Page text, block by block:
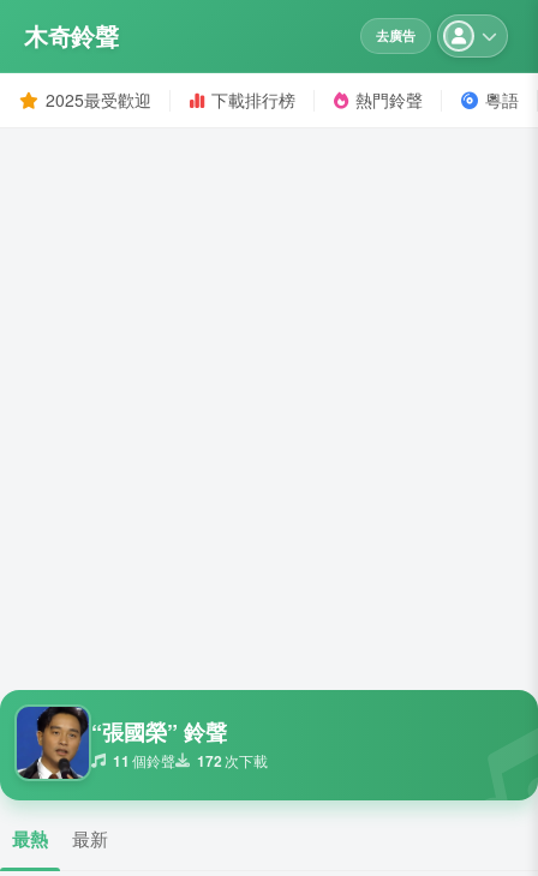
木奇鈴聲 去廣告
2025最受歡迎 下載排行榜 熱門鈴聲 粵語
“張國榮” 鈴聲
11 個鈴聲 172 次下載
最熱 最新